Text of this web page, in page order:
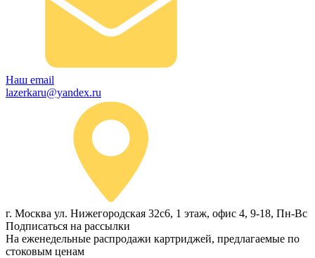
Наш email
lazerkaru@yandex.ru
г. Москва ул. Нижегородская 32с6, 1 этаж, офис 4, 9-18, Пн-Вс
Подписаться на рассылки
На еженедельные распродажи картриджей, предлагаемые по
стоковым ценам